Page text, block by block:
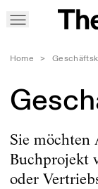
Home >
Sie möchten
Buchprojekt
oder